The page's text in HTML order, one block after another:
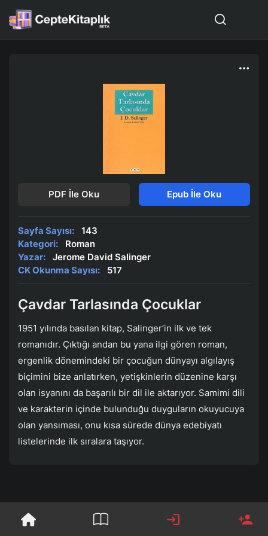
PDF İle Oku Epub İle Oku
Sayfa Sayısı:
143
Kategori:
Roman
Yazar:
Jerome David Salinger
CK Okunma Sayısı:
517
Çavdar Tarlasında Çocuklar
1951 yılında basılan kitap, Salinger’in ilk ve tek
romanıdır. Çıktığı andan bu yana ilgi gören roman,
ergenlik dönemindeki bir çocuğun dünyayı algılayış
biçimini bize anlatırken, yetişkinlerin düzenine karşı
olan isyanını da başarılı bir dil ile aktarıyor. Samimi dili
ve karakterin içinde bulunduğu duyguların okuyucuya
olan yansıması, onu kısa sürede dünya edebiyatı
listelerinde ilk sıralara taşıyor.